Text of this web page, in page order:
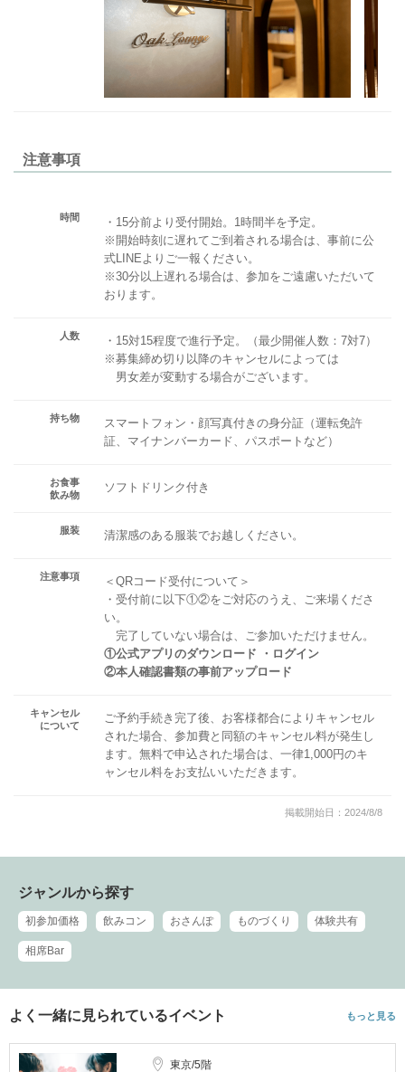
注意事項
時間
・15分前より受付開始。1時間半を予定。
※開始時刻に遅れてご到着される場合は、事前に公
式LINEよりご一報ください。
※30分以上遅れる場合は、参加をご遠慮いただいて
おります。
人数
・15対15程度で進行予定。（最少開催人数：7対7）
※募集締め切り以降のキャンセルによっては
男女差が変動する場合がございます。
持ち物
スマートフォン・顔写真付きの身分証（運転免許
証、マイナンバーカード、パスポートなど）
お食事
飲み物
ソフトドリンク付き
服装 清潔感のある服装でお越しください。
注意事項
＜QRコード受付について＞
・受付前に以下①②をご対応のうえ、ご来場くださ
い。
完了していない場合は、ご参加いただけません。
①公式アプリのダウンロード ・ログイン
②本人確認書類の事前アップロード
キャンセル
について
ご予約手続き完了後、お客様都合によりキャンセル
された場合、参加費と同額のキャンセル料が発生し
ます。無料で申込された場合は、一律1,000円のキ
ャンセル料をお支払いいただきます。
掲載開始日：2024/8/8
ジャンルから探す
初参加価格 飲みコン おさんぽ ものづくり 体験共有
相席Bar
よく一緒に見られているイベント もっと見る
東京/5階